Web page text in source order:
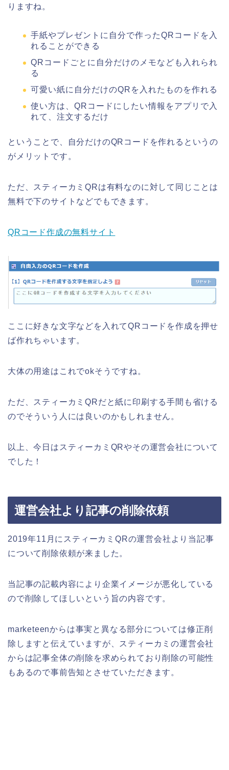
りますね。
手紙やプレゼントに自分で作ったQRコードを入
れることができる
QRコードごとに自分だけのメモなども入れられ
る
可愛い紙に自分だけのQRを入れたものを作れる
使い方は、QRコードにしたい情報をアプリで入
れて、注文するだけ
ということで、自分だけのQRコードを作れるというの
がメリットです。
ただ、スティーカミQRは有料なのに対して同じことは
無料で下のサイトなどでもできます。
QRコード作成の無料サイト
ここに好きな文字などを入れてQRコードを作成を押せ
ば作れちゃいます。
大体の用途はこれでokそうですね。
ただ、スティーカミQRだと紙に印刷する手間も省ける
のでそういう人には良いのかもしれません。
以上、今日はスティーカミQRやその運営会社について
でした！
運営会社より記事の削除依頼
2019年11月にスティーカミQRの運営会社より当記事
について削除依頼が来ました。
当記事の記載内容により企業イメージが悪化している
ので削除してほしいという旨の内容です。
marketeenからは事実と異なる部分については修正削
除しますと伝えていますが、スティーカミの運営会社
からは記事全体の削除を求められており削除の可能性
もあるので事前告知とさせていただきます。